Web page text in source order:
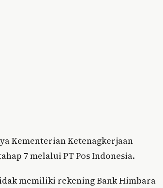
Kementerian Ketenagkerjaan
7 melalui PT Pos Indonesia.
memiliki rekening Bank Himbara